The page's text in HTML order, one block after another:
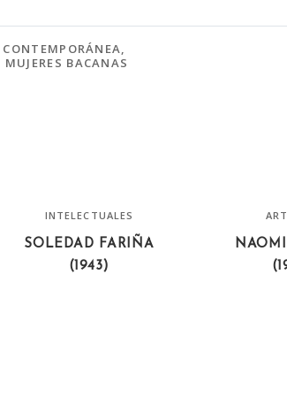
CONTEMPORÁNEA,
MUJERES BACANAS
INTELECTUALES
SOLEDAD FARIÑA
(1943)